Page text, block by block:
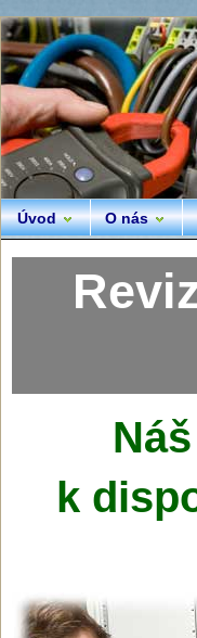
Úvod O nás
Náš
k